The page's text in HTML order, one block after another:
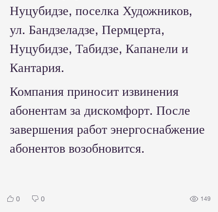
Нуцубидзе, поселка Художников,
ул. Бандзеладзе, Пермцерта,
Нуцубидзе, Табидзе, Капанели и
Кантария.
Компания приносит извинения
абонентам за дискомфорт. После
завершения работ энергоснабжение
абонентов возобновится.
0 0 149